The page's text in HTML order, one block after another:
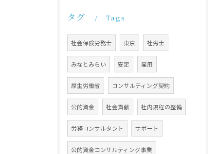
タグ Tags
社会保険労務士 東京 社労士
みなとみらい 安定 雇用
厚生労働省 コンサルティング契約
公的資金 社会貢献 社内規程の整備
労務コンサルタント サポート
公的資金コンサルティング事業